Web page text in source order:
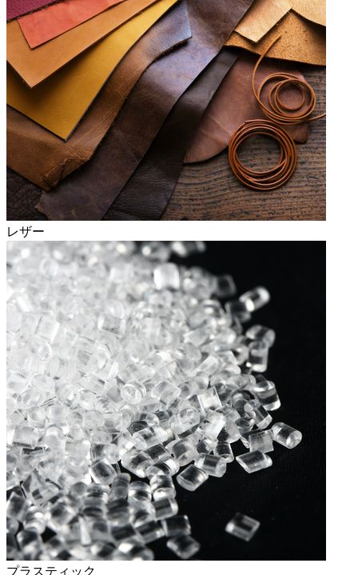
レザー
プラスティック